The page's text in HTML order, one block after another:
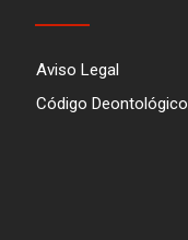
Aviso Legal
Código Deontológico